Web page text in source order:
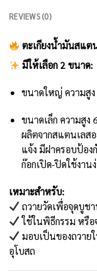
REVIEWS (0)
ตะเกียงน้ำมันสแต
มีให้เลือก 2 ขนาด:
ขนาดใหญ่ ความสู
ขนาดเล็ก ความสูง
ผลิตจากสแตนเลส
แจ้ง มีฝาครอบป้อ
ก๊อกเปิด-ปิดใช้งาน
เหมาะสำหรับ:
ถวายวัดเพื่อจุดบูช
ใช้ในพิธีกรรม หรือ
มอบเป็นของถวาย
อุโบสถ